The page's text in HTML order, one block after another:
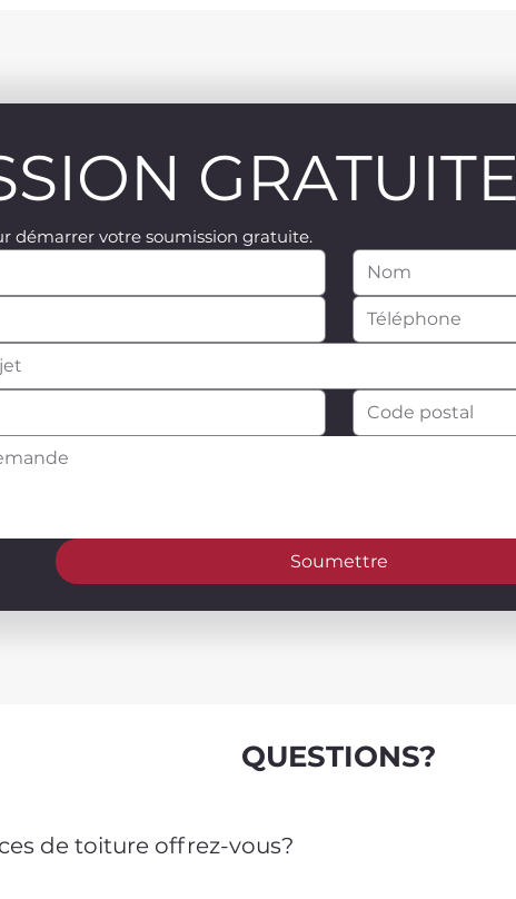
GRATUITE
démarrer votre soumission gratuite.
Soumettre
QUESTIONS?
de toiture offrez-vous?